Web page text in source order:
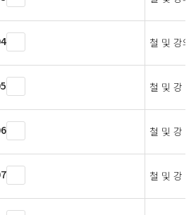
철 및 강의
철 및 강 —
철 및 강 —
철 및 강 —